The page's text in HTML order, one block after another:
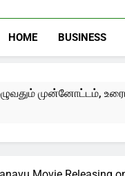
HOME BUSINESS
உரையாடல்கள்